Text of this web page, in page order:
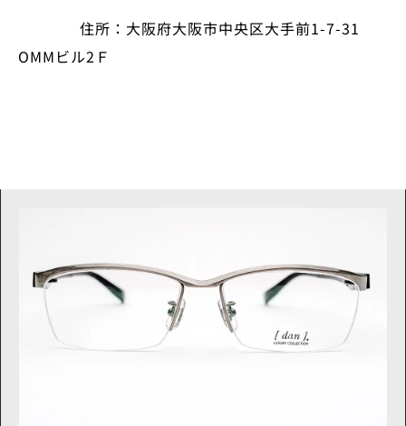
住所：大阪府大阪市中央区大手前1-7-31
OMMビル2Ｆ